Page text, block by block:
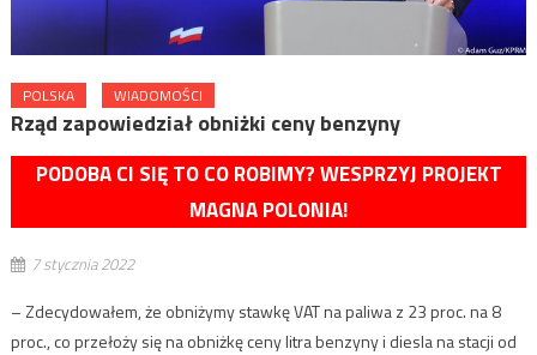
POLSKA WIADOMOŚCI
Rząd zapowiedział obniżki ceny benzyny
PODOBA CI SIĘ TO CO ROBIMY? WESPRZYJ PROJEKT
MAGNA POLONIA!
7 stycznia 2022
– Zdecydowałem, że obniżymy stawkę VAT na paliwa z 23 proc. na 8
proc., co przełoży się na obniżkę ceny litra benzyny i diesla na stacji od